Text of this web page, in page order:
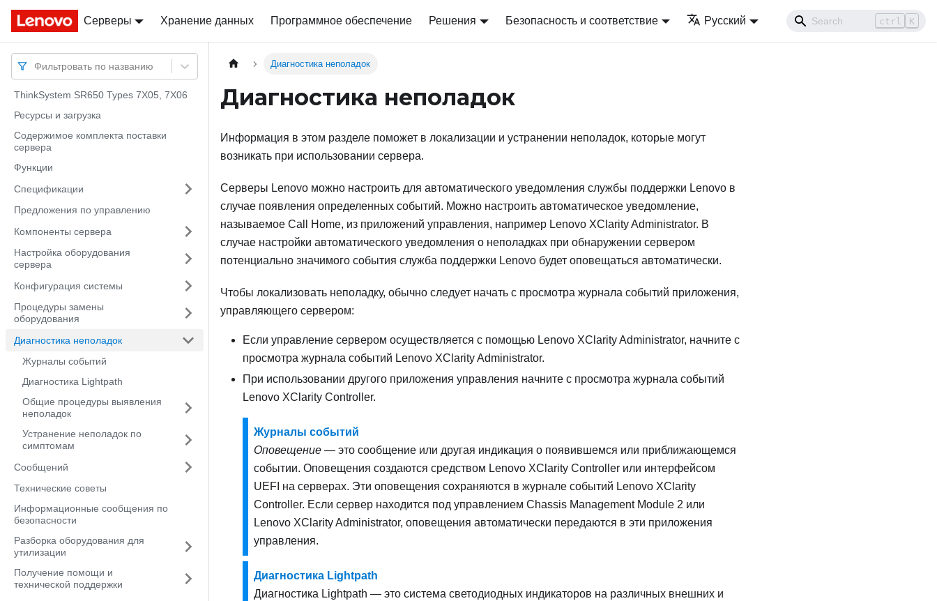
Docs
Серверы Хранение данных Программное обеспечение Решения Безопасность и соответствие Русский ctrl K
Docs
Фильтровать по названию
ThinkSystem SR650 Types 7X05, 7X06
Ресурсы и загрузка
Содержимое комплекта поставки
сервера
Функции
Спецификации
Предложения по управлению
Компоненты сервера
Настройка оборудования
сервера
Конфигурация системы
Процедуры замены
оборудования
Диагностика неполадок
Журналы событий
Диагностика Lightpath
Общие процедуры выявления
неполадок
Устранение неполадок по
симптомам
Сообщений
Технические советы
Информационные сообщения по
безопасности
Разборка оборудования для
утилизации
Получение помощи и
технической поддержки
Диагностика неполадок
Диагностика неполадок
Информация в этом разделе поможет в локализации и устранении неполадок, которые могут
возникать при использовании сервера.
Серверы Lenovo можно настроить для автоматического уведомления службы поддержки Lenovo в
случае появления определенных событий. Можно настроить автоматическое уведомление,
называемое Call Home, из приложений управления, например Lenovo XClarity Administrator. В
случае настройки автоматического уведомления о неполадках при обнаружении сервером
потенциально значимого события служба поддержки Lenovo будет оповещаться автоматически.
Чтобы локализовать неполадку, обычно следует начать с просмотра журнала событий приложения,
управляющего сервером:
Если управление сервером осуществляется с помощью Lenovo XClarity Administrator, начните с
просмотра журнала событий Lenovo XClarity Administrator.
При использовании другого приложения управления начните с просмотра журнала событий
Lenovo XClarity Controller.
Журналы событий
Оповещение — это сообщение или другая индикация о появившемся или приближающемся
событии. Оповещения создаются средством Lenovo XClarity Controller или интерфейсом
UEFI на серверах. Эти оповещения сохраняются в журнале событий Lenovo XClarity
Controller. Если сервер находится под управлением Chassis Management Module 2 или
Lenovo XClarity Administrator, оповещения автоматически передаются в эти приложения
управления.
Диагностика Lightpath
Диагностика Lightpath — это система светодиодных индикаторов на различных внешних и